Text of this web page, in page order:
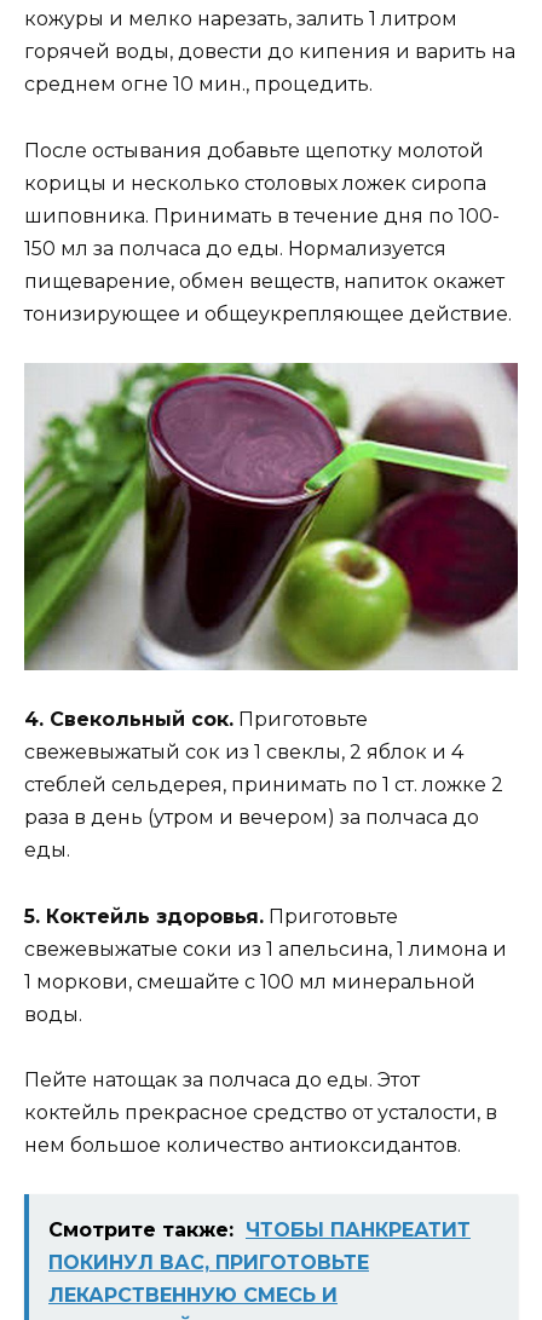
кожуры и мелко нарезать, залить 1 литром
горячей воды, довести до кипения и варить на
среднем огне 10 мин., процедить.
После остывания добавьте щепотку молотой
корицы и несколько столовых ложек сиропа
шиповника. Принимать в течение дня по 100-
150 мл за полчаса до еды. Нормализуется
пищеварение, обмен веществ, напиток окажет
тонизирующее и общеукрепляющее действие.
4. Свекольный сок. Приготовьте
свежевыжатый сок из 1 свеклы, 2 яблок и 4
стеблей сельдерея, принимать по 1 ст. ложке 2
раза в день (утром и вечером) за полчаса до
еды.
5. Коктейль здоровья. Приготовьте
свежевыжатые соки из 1 апельсина, 1 лимона и
1 моркови, смешайте с 100 мл минеральной
воды.
Пейте натощак за полчаса до еды. Этот
коктейль прекрасное средство от усталости, в
нем большое количество антиоксидантов.
Смотрите также: ЧТОБЫ ПАНКРЕАТИТ
ПОКИНУЛ ВАС, ПРИГОТОВЬТЕ
ЛЕКАРСТВЕННУЮ СМЕСЬ И